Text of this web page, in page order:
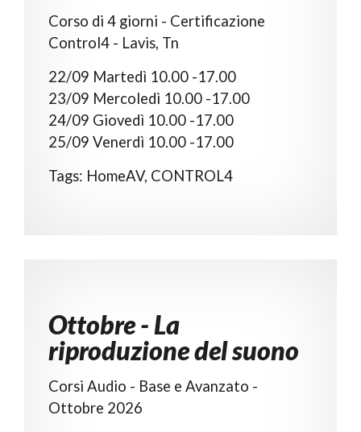
Corso di 4 giorni - Certificazione
Control4 - Lavis, Tn
22/09 Martedì 10.00 -17.00
23/09 Mercoledì 10.00 -17.00
24/09 Giovedì 10.00 -17.00
Tags: HomeAV, CONTROL4
Ottobre - La
riproduzione del suono
Corsi Audio - Base e Avanzato -
Ottobre 2026